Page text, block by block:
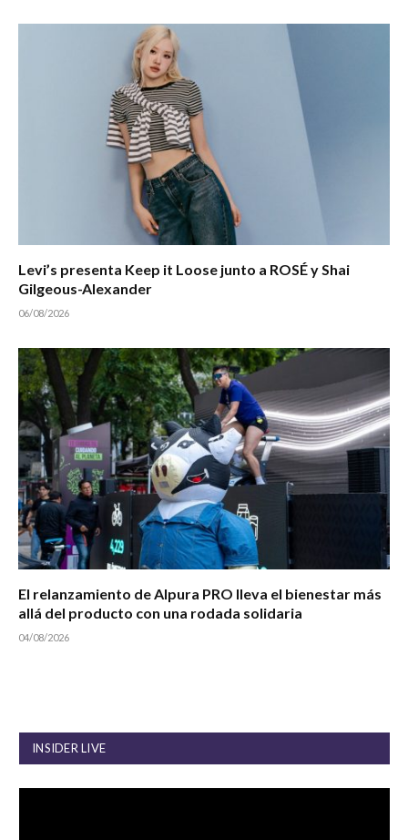
Levi’s presenta Keep it Loose junto a ROSÉ y Shai
Gilgeous-Alexander
06/08/2026
El relanzamiento de Alpura PRO lleva el bienestar más
allá del producto con una rodada solidaria
04/08/2026
INSIDER LIVE